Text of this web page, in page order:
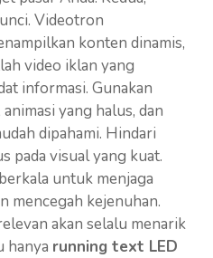
Videotron
konten dinamis,
video iklan yang
informasi. Gunakan
yang halus, dan
dipahami. Hindari
pada visual yang kuat.
untuk menjaga
mencegah kejenuhan.
akan selalu menarik
hanya running text LED